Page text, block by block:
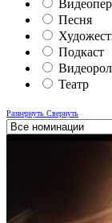
Песня
Подкаст
Театр
Развернуть Свернуть